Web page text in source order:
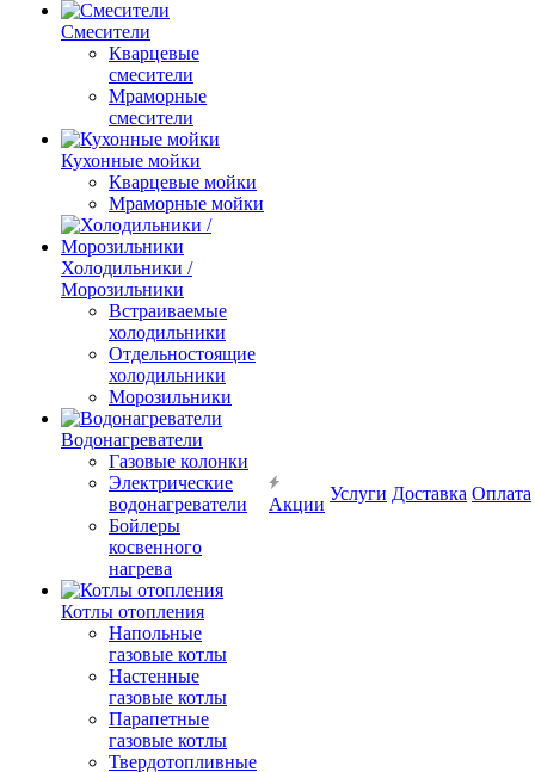
Смесители
Кварцевые
смесители
Мраморные
смесители
Кухонные мойки
Кварцевые мойки
Мраморные мойки
Холодильники /
Морозильники
Встраиваемые
холодильники
Отдельностоящие
холодильники
Морозильники
Водонагреватели
Газовые колонки
Электрические
водонагреватели
Бойлеры
косвенного
нагрева
Котлы отопления
Напольные
газовые котлы
Настенные
газовые котлы
Парапетные
газовые котлы
Твердотопливные
Акции
Услуги Доставка Оплата